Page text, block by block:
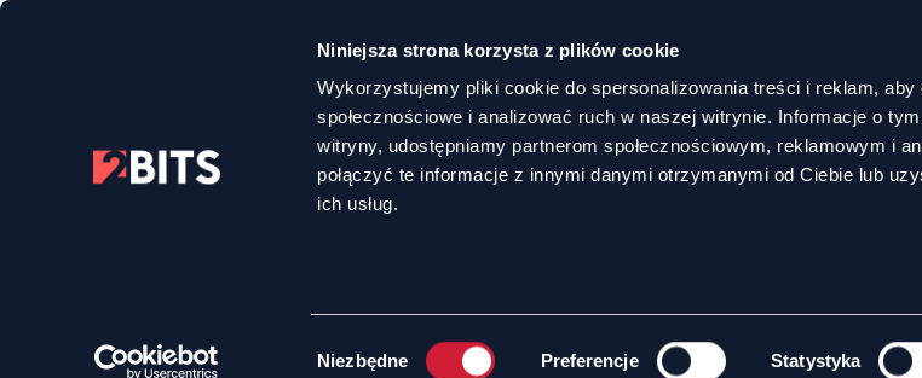
Niniejsza strona korzysta z plików cookie
Wykorzystujemy pliki cookie do spersonalizowania treści i reklam, aby
społecznościowe i analizować ruch w naszej witrynie. Informacje o
witryny, udostępniamy partnerom społecznościowym, reklamowym i
połączyć te informacje z innymi danymi otrzymanymi od Ciebie lub
ich usług.
Niezbędne Preferencje Statystyka
OFERTA PERFORM365 – ZARZĄDZANIE EFEKTYWNOŚCIĄ ZESPOŁÓW